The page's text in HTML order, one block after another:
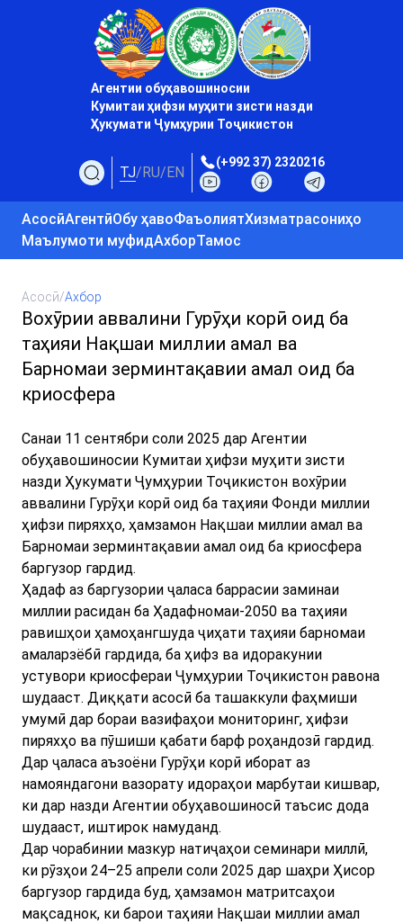
Агентии обуҳавошиносии
Кумитаи ҳифзи муҳити зисти назди
Ҳукумати Ҷумҳурии Тоҷикистон
TJ/RU/EN
(+992 37) 2320216
АсосӣАгентӣОбу ҳавоФаъолиятХизматрасониҳо
Маълумоти муфидАхборТамос
Асосӣ/Ахбор
Вохӯрии аввалини Гурӯҳи корӣ оид ба
таҳияи Нақшаи миллии амал ва
Барномаи зерминтақавии амал оид ба
криосфера
Санаи 11 сентябри соли 2025 дар Агентии
обуҳавошиносии Кумитаи ҳифзи муҳити зисти
назди Ҳукумати Ҷумҳурии Тоҷикистон вохӯрии
аввалини Гурӯҳи корӣ оид ба таҳияи Фонди миллии
ҳифзи пиряхҳо, ҳамзамон Нақшаи миллии амал ва
Барномаи зерминтақавии амал оид ба криосфера
баргузор гардид.
Ҳадаф аз баргузории ҷаласа баррасии заминаи
миллии расидан ба Ҳадафномаи-2050 ва таҳияи
равишҳои ҳамоҳангшуда ҷиҳати таҳияи барномаи
амаларзёбӣ гардида, ба ҳифз ва идоракунии
устувори криосфераи Ҷумҳурии Тоҷикистон равона
шудааст. Диққати асосӣ ба ташаккули фаҳмиши
умумӣ дар бораи вазифаҳои мониторинг, ҳифзи
пиряхҳо ва пӯшиши қабати барф роҳандозӣ гардид.
Дар ҷаласа аъзоёни Гурӯҳи корӣ иборат аз
намояндагони вазорату идораҳои марбутаи кишвар,
ки дар назди Агентии обуҳавошиносӣ таъсис дода
шудааст, иштирок намуданд.
Дар чорабинии мазкур натиҷаҳои семинари миллӣ,
ки рӯзҳои 24–25 апрели соли 2025 дар шаҳри Ҳисор
баргузор гардида буд, ҳамзамон матритсаҳои
мақсаднок, ки барои таҳияи Нақшаи миллии амал